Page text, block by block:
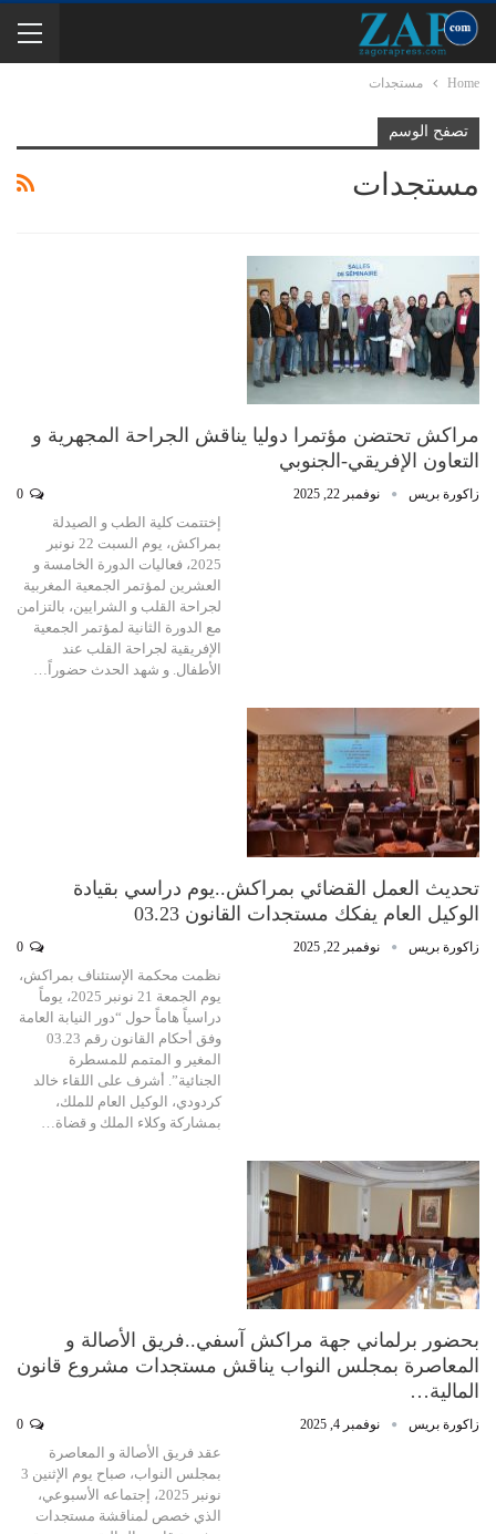
Home مستجدات
تصفح الوسم
مستجدات
مراكش تحتضن مؤتمرا دوليا يناقش الجراحة المجهرية و
التعاون الإفريقي-الجنوبي
زاكورة بريس نوفمبر 22, 2025
إختتمت كلية الطب و الصيدلة
بمراكش، يوم السبت 22 نونبر
2025، فعاليات الدورة الخامسة و
العشرين لمؤتمر الجمعية المغربية
لجراحة القلب و الشرايين، بالتزامن
مع الدورة الثانية لمؤتمر الجمعية
الإفريقية لجراحة القلب عند
الأطفال. و شهد الحدث حضوراً…
تحديث العمل القضائي بمراكش..يوم دراسي بقيادة
الوكيل العام يفكك مستجدات القانون 03.23
زاكورة بريس نوفمبر 22, 2025
نظمت محكمة الإستئناف بمراكش،
يوم الجمعة 21 نونبر 2025، يوماً
دراسياً هاماً حول “دور النيابة العامة
وفق أحكام القانون رقم 03.23
المغير و المتمم للمسطرة
الجنائية”. أشرف على اللقاء خالد
كردودي، الوكيل العام للملك،
بمشاركة وكلاء الملك و قضاة…
بحضور برلماني جهة مراكش آسفي..فريق الأصالة و
المعاصرة بمجلس النواب يناقش مستجدات مشروع قانون
المالية…
زاكورة بريس نوفمبر 4, 2025
عقد فريق الأصالة و المعاصرة
بمجلس النواب، صباح يوم الإثنين 3
نونبر 2025، إجتماعه الأسبوعي،
الذي خصص لمناقشة مستجدات